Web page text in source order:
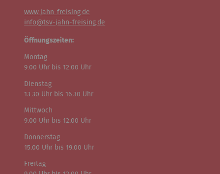
www.jahn-freising.de
info@tsv-jahn-freising.de
Öffnungszeiten:
Montag
9.00 Uhr bis 12.00 Uhr
Dienstag
13.30 Uhr bis 16.30 Uhr
Mittwoch
9.00 Uhr bis 12.00 Uhr
Donnerstag
15.00 Uhr bis 19.00 Uhr
Freitag